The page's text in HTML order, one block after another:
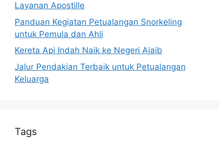
Layanan Apostille
Panduan Kegiatan Petualangan Snorkeling
untuk Pemula dan Ahli
Kereta Api Indah Naik ke Negeri Ajaib
Jalur Pendakian Terbaik untuk Petualangan
Keluarga
Tags